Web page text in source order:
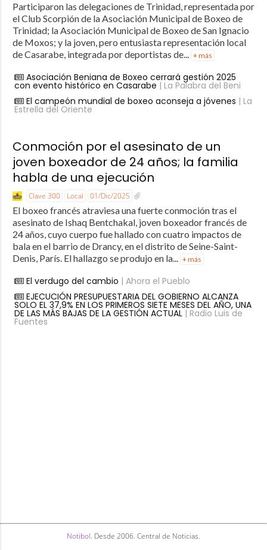
Participaron las delegaciones de Trinidad, representada por
el Club Scorpión de la Asociación Municipal de Boxeo de
Trinidad; la Asociación Municipal de Boxeo de San Ignacio
de Moxos; y la joven, pero entusiasta representación local
de Casarabe, integrada por deportistas de... + más
Asociación Beniana de Boxeo cerrará gestión 2025
con evento histórico en Casarabe | La Palabra del Beni
El campeón mundial de boxeo aconseja a jóvenes | La
Estrella del Oriente
Conmoción por el asesinato de un
joven boxeador de 24 años; la familia
habla de una ejecución
Clave 300 Local 01/Dic/2025
El boxeo francés atraviesa una fuerte conmoción tras el
asesinato de Ishaq Bentchakal, joven boxeador francés de
24 años, cuyo cuerpo fue hallado con cuatro impactos de
bala en el barrio de Drancy, en el distrito de Seine-Saint-
Denis, París. El hallazgo se produjo en la... + más
El verdugo del cambio | Ahora el Pueblo
EJECUCIÓN PRESUPUESTARIA DEL GOBIERNO ALCANZA
SOLO EL 37,9% EN LOS PRIMEROS SIETE MESES DEL AÑO, UNA
DE LAS MÁS BAJAS DE LA GESTIÓN ACTUAL| Radio Luis de
Fuentes
Notibol. Desde 2006. Central de Noticias.